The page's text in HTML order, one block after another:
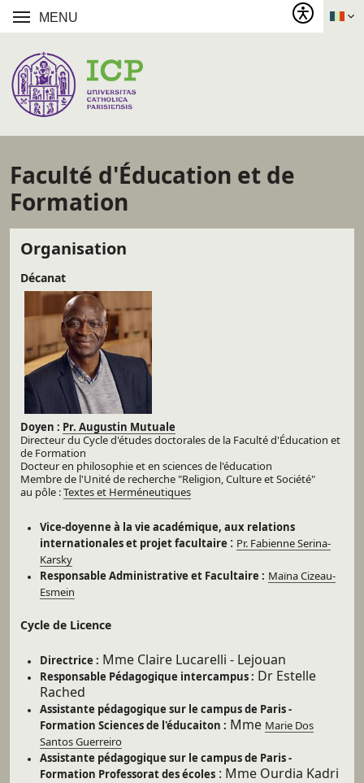
MENU
Faculté d'Éducation et de
Formation
Organisation
Décanat
Doyen : Pr. Augustin Mutuale
Directeur du Cycle d'études doctorales de la Faculté d'Éducation et
de Formation
Docteur en philosophie et en sciences de l'éducation
Membre de l'Unité de recherche "Religion, Culture et Société"
au pôle :Textes et Herméneutiques
Vice-doyenne à la vie académique, aux relations
internationales et projet facultaire : Pr. Fabienne Serina-
Karsky
Responsable Administrative et Facultaire : Maïna Cizeau-
Esmein
Cycle de Licence
Directrice : Mme Claire Lucarelli - Lejouan
Responsable Pédagogique intercampus : Dr Estelle
Rached
Assistante pédagogique sur le campus de Paris -
Formation Sciences de l'éducaiton : Mme Marie Dos
Santos Guerreiro
Assistante pédagogique sur le campus de Paris -
Formation Professorat des écoles: Mme Ourdia Kadri